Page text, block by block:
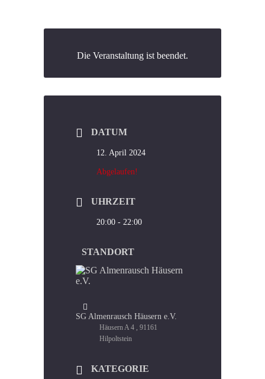
Die Veranstaltung ist beendet.
DATUM
12. April 2024
Abgelaufen!
UHRZEIT
20:00 - 22:00
STANDORT
SG Almenrausch Häusern e.V.
Häusern A 4 , 91161
Hilpoltstein
KATEGORIE